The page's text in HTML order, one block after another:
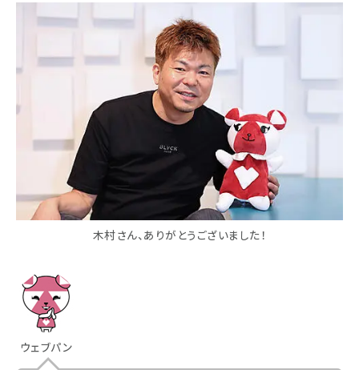
木村さん、ありがとうございました！
ウェブパン